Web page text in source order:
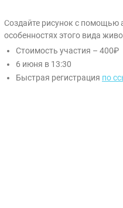
Создайте рисунок с помощью
особенностях этого вида
Стоимость участия – 400₽
6 июня в 13:30
Быстрая регистрация по